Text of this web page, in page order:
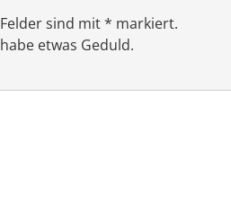
sind mit * markiert.
etwas Geduld.